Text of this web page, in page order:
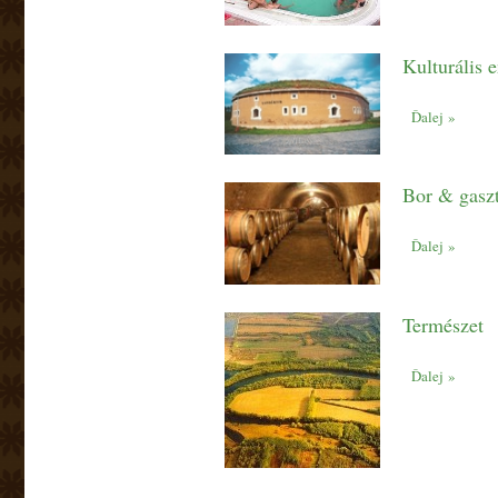
Kulturális
Ďalej »
Bor &
Ďalej »
Természet
Ďalej »